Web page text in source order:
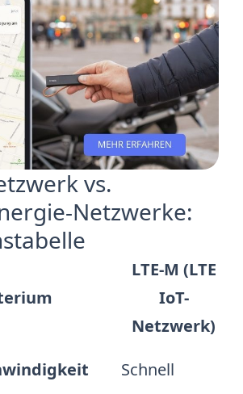
vs.
Netzwerke:
LTE-M (LTE
IoT-
Netzwerk)
Schnell